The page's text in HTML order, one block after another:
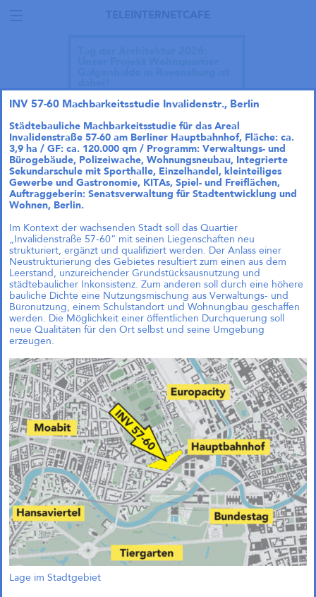
Talk im DAZ: „Wie geht
Wohnraumproduktion
einfach?“
einfach?“ im Deutschen
Architekturzentrum (DAZ) am
28.05.2026 um 19 Uhr und stellt
als Input das
Genossenschaftsprojekt Das große
kleine Haus vor.
Richtfest für Das große kleine
Haus im Kreativquartier
München
INV 57-60 Machbarkeitsstudie Invalidenstr., Berlin
Städtebauliche Machbarkeitsstudie für das Areal
Invalidenstraße 57-60 am Berliner Hauptbahnhof, Fläche: ca.
3,9 ha / GF: ca. 120.000 qm / Programm: Verwaltungs- und
Bürogebäude, Polizeiwache, Wohnungsneubau, Integrierte
Sekundarschule mit Sporthalle, Einzelhandel, kleinteiliges
Gewerbe und Gastronomie, KITAs, Spiel- und Freiflächen,
Auftraggeberin: Senatsverwaltung für Stadtentwicklung und
Wohnen, Berlin.
Im Kontext der wachsenden Stadt soll das Quartier
„Invalidenstraße 57-60“ mit seinen Liegenschaften neu
strukturiert, ergänzt und qualifiziert werden. Der Anlass einer
Neustrukturierung des Gebietes resultiert zum einen aus dem
Leerstand, unzureichender Grundstücksausnutzung und
städtebaulicher Inkonsistenz. Zum anderen soll durch eine höhere
bauliche Dichte eine Nutzungsmischung aus Verwaltungs- und
Büronutzung, einem Schulstandort und Wohnungbau geschaffen
werden. Die Möglichkeit einer öffentlichen Durchquerung soll
neue Qualitäten für den Ort selbst und seine Umgebung
erzeugen.
Lage im Stadtgebiet